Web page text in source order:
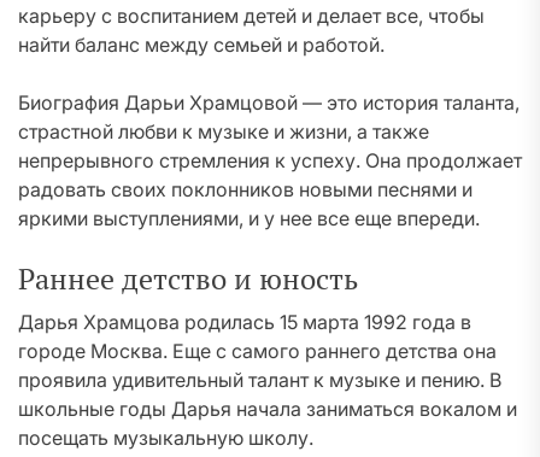
карьеру с воспитанием детей и делает все, чтобы
найти баланс между семьей и работой.
Биография Дарьи Храмцовой — это история таланта,
страстной любви к музыке и жизни, а также
непрерывного стремления к успеху. Она продолжает
радовать своих поклонников новыми песнями и
яркими выступлениями, и у нее все еще впереди.
Раннее детство и юность
Дарья Храмцова родилась 15 марта 1992 года в
городе Москва. Еще с самого раннего детства она
проявила удивительный талант к музыке и пению. В
школьные годы Дарья начала заниматься вокалом и
посещать музыкальную школу.